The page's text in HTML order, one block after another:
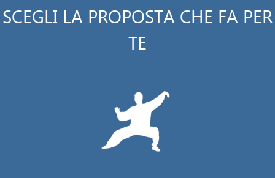
SCEGLI LA PROPOSTA CHE FA PER
TE